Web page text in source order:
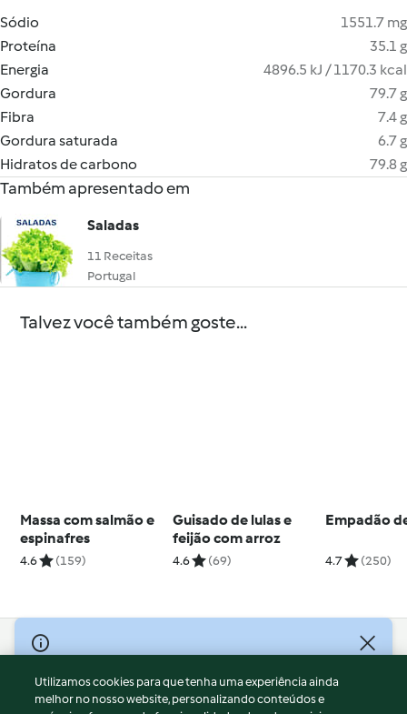
Sódio
1551.7 mg
Proteína
35.1 g
Energia
4896.5 kJ / 1170.3 kcal
Gordura
79.7 g
Fibra
7.4 g
Gordura saturada
6.7 g
Hidratos de carbono
79.8 g
Também apresentado em
Saladas
11 Receitas
Portugal
Talvez você também goste...
Massa com salmão e
espinafres
4.6 (159)
Guisado de lulas e
feijão com arroz
4.6 (69)
Empadão
4.7 (250)
© Copyright 2026
Termos de Utilização
Aviso sobre Proteção de Dados
Utilizamos cookies para que tenha uma experiência ainda
melhor no nosso website, personalizando conteúdos e